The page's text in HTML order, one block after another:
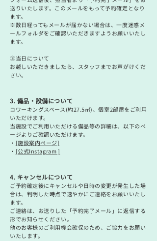
送りいたします。このメールをもって予約確定となり
ます。
※数日経ってもメールが届かない場合は、一度迷惑メ
ールフォルダをご確認いただきますようお願いいたし
ます。
③当日について
お越しいただきましたら、スタッフまでお声がけくだ
さい。
3. 備品・設備について
コワーキングスペース(約27.5㎡)、個室2部屋をご利用
いただけます。
当施設でご利用いただける備品等の詳細は、以下のペ
ージよりご確認いただけます。
・ [施設案内ページ]
・ [公式Instagram ]
4. キャンセルについて
ご予約確定後にキャンセルや日時の変更が発生した場
合は、判明した時点で速やかにご連絡をお願いいたし
ます。
ご連絡は、お送りした「予約完了メール」に返信する
形でお知らせください。
他のお客様のご利用機会確保のため、ご協力をお願い
いたします。